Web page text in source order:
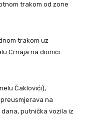
trakom od zone
trakom uz
Crnaja na dionici
Čaklovići),
na
putnička vozila iz